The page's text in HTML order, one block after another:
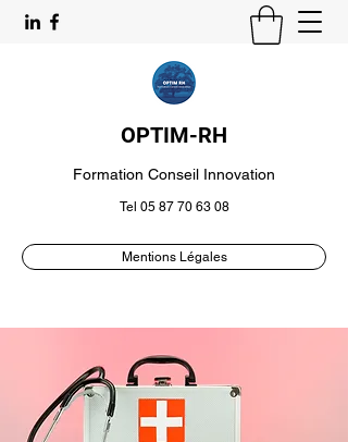
OPTIM-RH
Formation Conseil Innovation
Tel 05 87 70 63 08
Mentions Légales